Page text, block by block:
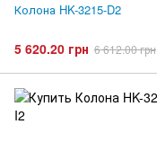
Колона HK-3215-D2
5 620.20 грн 6 612.00 грн